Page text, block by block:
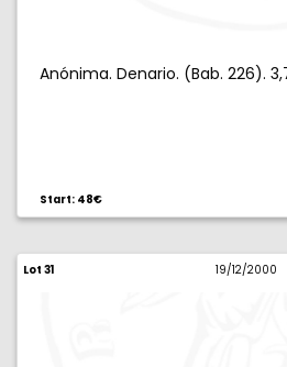
Anónima. Denario. (Bab. 226).
Start: 48€
Lot 31 19/12/2000